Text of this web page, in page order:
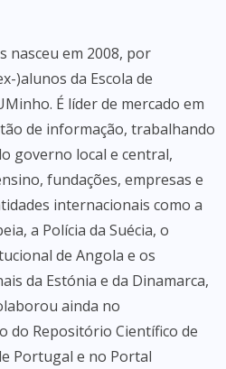
nasceu em 2008, por
)alunos da Escola de
É líder de mercado em
de informação, trabalhando
governo local e central,
fundações, empresas e
internacionais como a
a Polícia da Suécia, o
de Angola e os
da Estónia e da Dinamarca,
ainda no
do Repositório Científico de
Portugal e no Portal